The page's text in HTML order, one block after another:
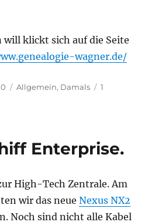
will klickt sich auf die Seite
wagner.de/
Kategorien
Allgemein, Damals
1
Enterprise.
High-Tech Zentrale. Am
wir das neueNexus NX2
Noch sind nicht alle Kabel